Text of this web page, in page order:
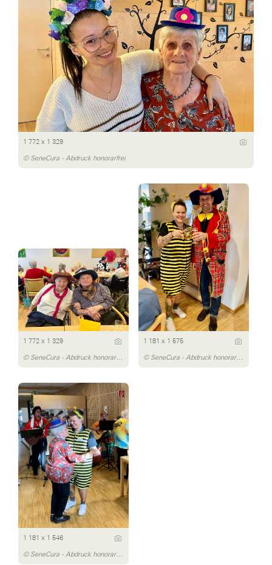
1 772 x 1 329
© SeneCura - Abdruck honorarfrei
1 772 x 1 329
© SeneCura - Abdruck honorarfrei
1 181 x 1 575
© SeneCura - Abdruck honorarfrei
1 181 x 1 546
© SeneCura - Abdruck honorarfrei